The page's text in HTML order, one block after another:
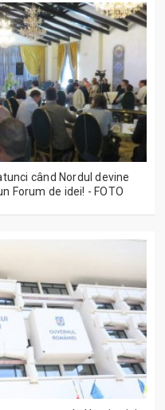
când Nordul devine
Forum de idei! - FOTO